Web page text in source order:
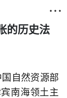

的历史法
自然资源部
南海领土主